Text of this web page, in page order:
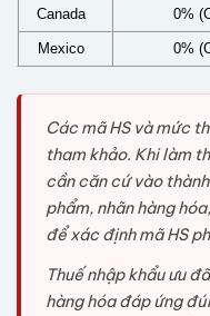
Canada 0%
Mexico 0%
Các mã HS và mức
tham khảo. Khi làm
cần căn cứ vào
phẩm, nhãn hàng
để xác định mã HS
Thuế nhập khẩu ưu
hàng hóa đáp ứng